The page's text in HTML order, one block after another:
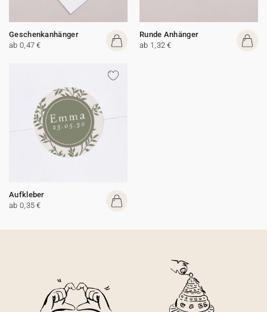
Geschenkanhänger
ab 0,47 €
Runde Anhänger
ab 1,32 €
Aufkleber
ab 0,35 €